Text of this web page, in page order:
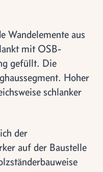
Wandelemente aus
mit OSB-
gefüllt. Die
Hoher
schlanker
der
auf der Baustelle